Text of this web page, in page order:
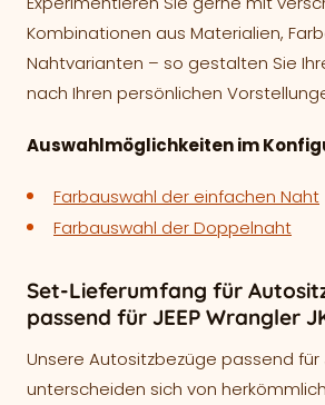
Kombinationen aus Materialien,
Nahtvarianten – so gestalten Sie
nach Ihren persönlichen
Auswahlmöglichkeiten im
Farbauswahl der einfachen Naht
Farbauswahl der Doppelnaht
Set-Lieferumfang für
passend für JEEP Wrangler
Unsere Autositzbezüge passend für
unterscheiden sich von